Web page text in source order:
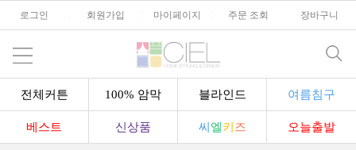
로그인 회원가입 마이페이지 주문 조회 장바구니
전체커튼 100% 암막 블라인드 여름침구
베스트 신상품 씨 엘키 즈 오늘출발